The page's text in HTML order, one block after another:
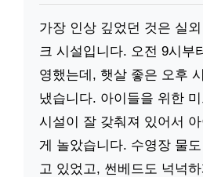
가장 인상 깊었던 것은 실
크 시설입니다. 오전 9시부
영했는데, 햇살 좋은 오후
냈습니다. 아이들을 위한
시설이 잘 갖춰져 있어서
게 놀았습니다. 수영장 물
고 있었고, 썬베드도 넉넉